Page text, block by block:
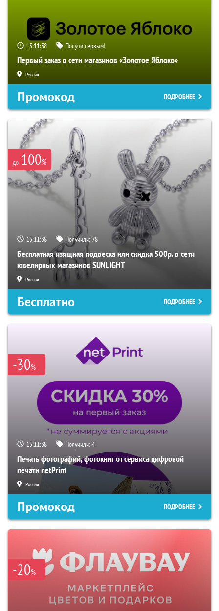
15:11:38 Получи первым!
Первый заказ в сети магазинов «Золотое Яблоко»
Россия
Промокод ПОДРОБНЕЕ
до 100%
15:11:38 Получили:78
Бесплатная изящная подвеска или скидка 500р. в сети
ювелирных магазинов SUNLIGHT
Россия
Бесплатно ПОДРОБНЕЕ
-30%
15:11:38 Получили:4
Печать фотографий, фотокниг от сервиса цифровой
печати netPrint
Россия
Промокод ПОДРОБНЕЕ
-20%